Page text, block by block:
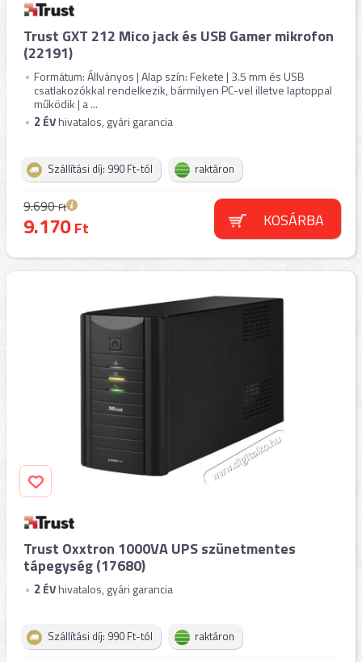
Trust GXT 212 Mico jack és USB Gamer mikrofon
(22191)
Formátum: Állványos | Alap szín: Fekete | 3.5 mm és USB
csatlakozókkal rendelkezik, bármilyen PC-vel illetve laptoppal
működik | a ...
2 ÉVhivatalos, gyári garancia
Szállítási díj: 990 Ft-tól raktáron
9.690Ft
9.170Ft KOSÁRBA
Trust Oxxtron 1000VA UPS szünetmentes
tápegység (17680)
2 ÉVhivatalos, gyári garancia
Szállítási díj: 990 Ft-tól raktáron